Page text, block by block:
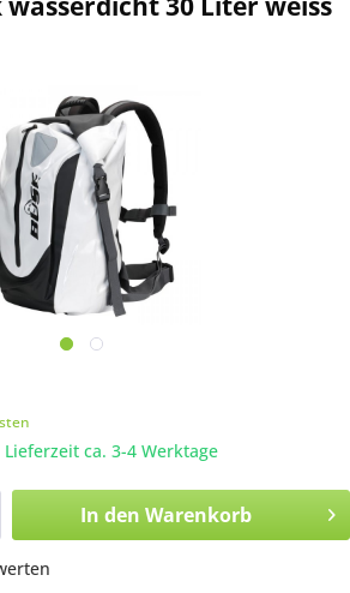
ca. 3-4 Werktage
In den Warenkorb